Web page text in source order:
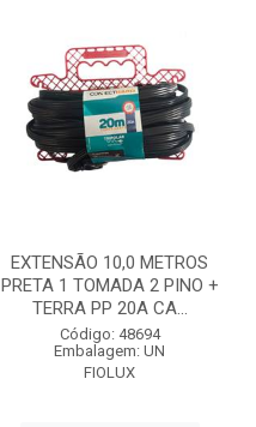
EXTENSÃO 10,0 METROS
PRETA 1 TOMADA 2 PINO +
TERRA PP 20A CA...
Código: 48694
Embalagem: UN
FIOLUX